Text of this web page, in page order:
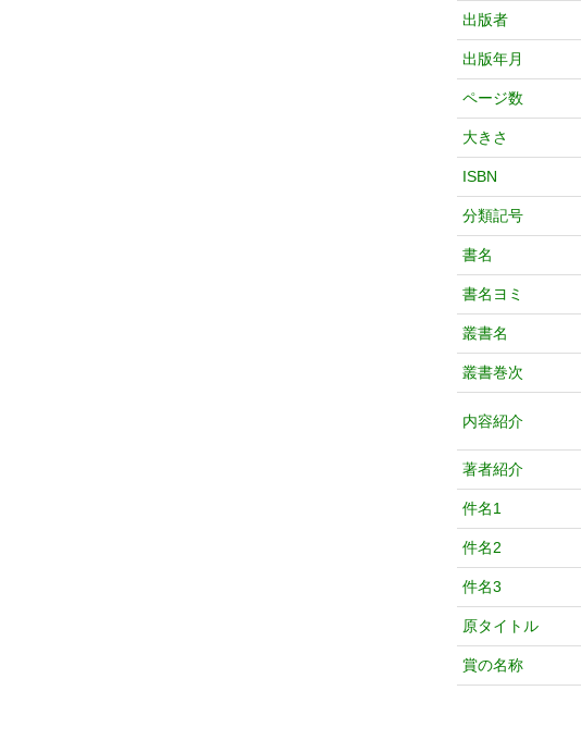
出版者
出版年月
ページ数
大きさ
ISBN
分類記号
書名
書名ヨミ
叢書名
叢書巻次
内容紹介
著者紹介
件名1
件名2
件名3
原タイトル
賞の名称